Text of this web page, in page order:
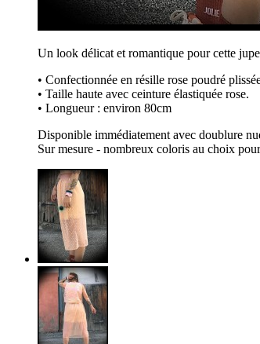
Un look délicat et romantique pour cette
• Confectionnée en résille rose poudré
• Taille haute avec ceinture élastiquée rose.
• Longueur : environ 80cm
Disponible immédiatement avec doublure
Sur mesure - nombreux coloris au choix